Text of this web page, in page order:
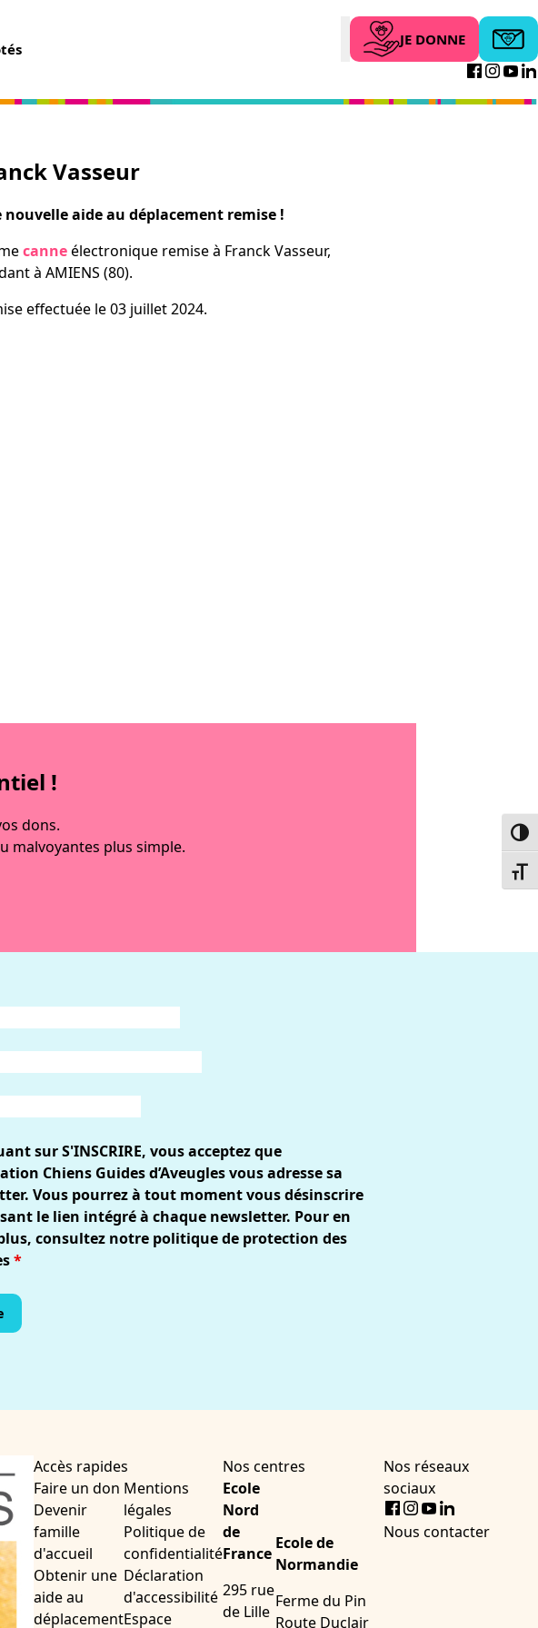
Search JE DONNE
Vasseur
nouvelle aide au déplacement remise !
canneélectronique remise à Franck Vasseur,
à AMIENS (80).
effectuée le 03 juillet 2024.
!
dons.
malvoyantes plus simple.
sur S'INSCRIRE, vous acceptez que
Chiens Guides d’Aveugles vous adresse sa
Vous pourrez à tout moment vous désinscrire
le lien intégré à chaque newsletter. Pour en
consultez notre politique de protection des
*
Accès rapides
Faire un don
Devenir
famille
d'accueil
Obtenir une
aide au
déplacement
Mentions
légales
Politique de
confidentialité
Déclaration
d'accessibilité
Espace
Nos centres
Ecole
Nord
de
France
295 rue
de Lille
Ecole de
Normandie
Ferme du Pin
Route Duclair
Nos réseaux
sociaux
Facebook
Instagram
Youtube
Nous contacter